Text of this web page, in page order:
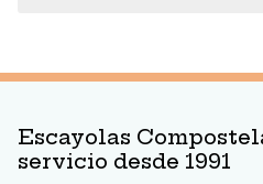
Escayolas
servicio desde 1991